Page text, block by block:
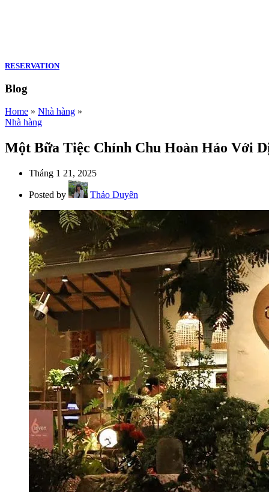
RESERVATION
Blog
Home » Nhà hàng »
Nhà hàng
Một Bữa Tiệc Chỉnh Chu Hoàn Hảo Với
Tháng 1 21, 2025
Posted by Thảo Duyên